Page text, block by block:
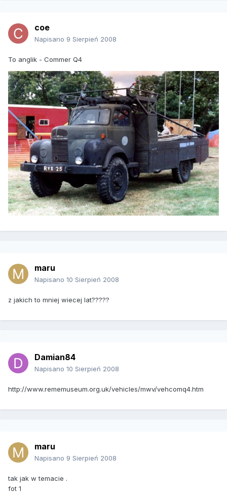
coe
Napisano 9 Sierpień 2008
To anglik - Commer Q4
maru
Napisano 10 Sierpień 2008
z jakich to mniej wiecej lat?????
Damian84
Napisano 10 Sierpień 2008
http://www.rememuseum.org.uk/vehicles/mwv/vehcomq4.htm
maru
Napisano 9 Sierpień 2008
tak jak w temacie .
fot 1